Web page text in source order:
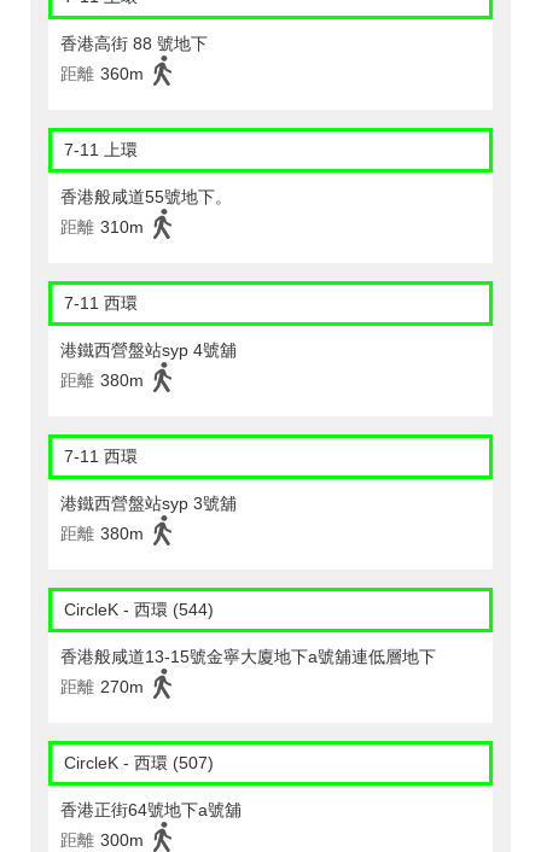
香港高街 88 號地下
距離 360m
7-11 上環
香港般咸道55號地下。
距離 310m
7-11 西環
港鐵西營盤站syp 4號舖
距離 380m
7-11 西環
港鐵西營盤站syp 3號舖
距離 380m
CircleK - 西環 (544)
香港般咸道13-15號金寧大廈地下a號舖連低層地下
距離 270m
CircleK - 西環 (507)
香港正街64號地下a號舖
距離 300m